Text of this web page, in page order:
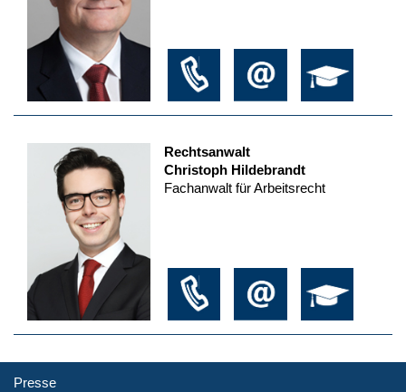
Rechtsanwalt
Christoph Hildebrandt
Fachanwalt für Arbeitsrecht
Presse